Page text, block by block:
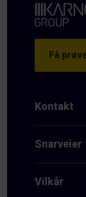
Få
Kontakt
Snarveier
Vilkår